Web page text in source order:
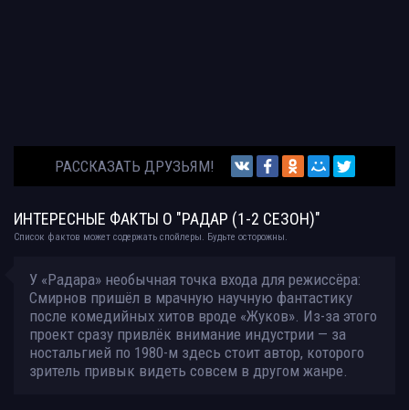
РАССКАЗАТЬ ДРУЗЬЯМ!
ИНТЕРЕСНЫЕ ФАКТЫ О "РАДАР (1-2 СЕЗОН)"
Список фактов может содержать спойлеры. Будьте осторожны.
У «Радара» необычная точка входа для режиссёра:
Смирнов пришёл в мрачную научную фантастику
после комедийных хитов вроде «Жуков». Из-за этого
проект сразу привлёк внимание индустрии — за
ностальгией по 1980-м здесь стоит автор, которого
зритель привык видеть совсем в другом жанре.